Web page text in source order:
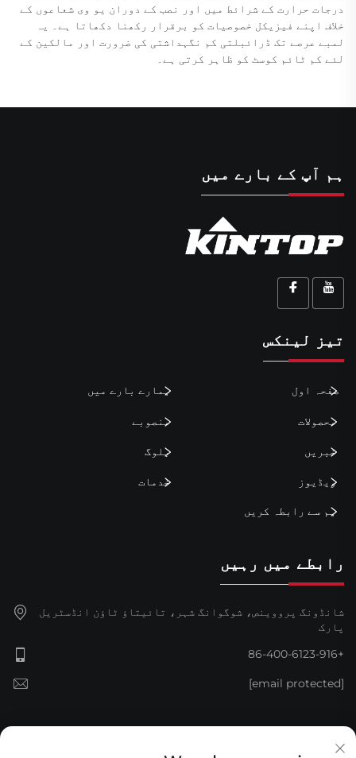
درجات حرارت کے شرائط میں اور نصب کے دوران یو وی شعاعوں کے
خلاف اپنے فیزیکل خصوصیات کو برقرار رکھنا دکھاتا ہے۔ یہ
لمبے عرصے تک ڈرائبلتی کم نگہداشتی کی ضرورت اور مالکین کے
لئے کم ٹائم کوسٹ کو ظاہر کرتی ہے۔
ہم آپ کے بارے میں
تیز لینکس
صفحہ اول ہمارے بارے میں
محصولات منصوبے
خبریں بلوگ
ویڈیوز خدمات
ہم سے رابطہ کریں
رابطے میں رہیں
شانڈونگ پرووینص، شوگوانگ شہر، تائیتاؤ ٹاؤن انڈسٹریل
پارک
+86-400-6123-916
[email protected]